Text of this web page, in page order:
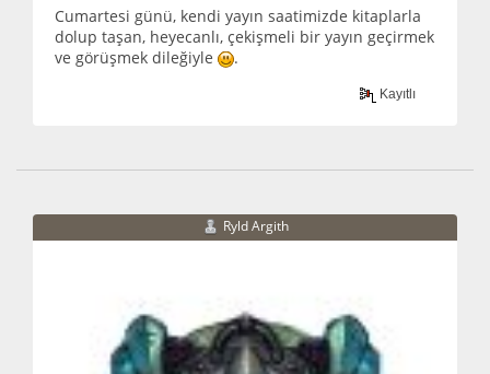
Cumartesi günü, kendi yayın saatimizde kitaplarla
dolup taşan, heyecanlı, çekişmeli bir yayın geçirmek
ve görüşmek dileğiyle
.
Kayıtlı
Ryld Argith